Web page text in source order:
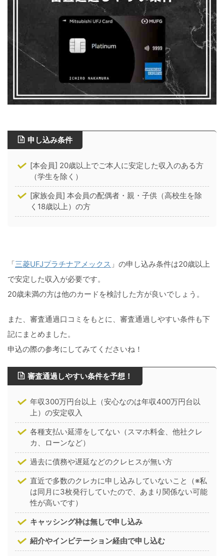
申し込み条件
[本会員] 20歳以上でご本人に安定した収入のある方
（学生を除く）
[家族会員] 本会員の配偶者・親・子供（高校生を除
く18歳以上）の方
「三菱UFJプラチナアメックス 」の申し込み条件は20歳以上
で安定した収入が必要です。
20歳未満の方は他のカードを検討した方が良いでしょう。
また、審査通過口コミをもとに、審査通過しやすい条件も下
記にまとめました。
申込の際の参考にしてみてくださいね！
審査通過しやすい条件を予想！
年収300万円台以上（安心なのは年収400万円台以
上）の安定収入
各種支払い延滞をしてない（スマホ料金、他社クレ
カ、ローンなど）
過去に債務や遅延などのクレヒスが無い方
直近で多数のクレカに申し込みしていないこと（※私
は同月に3枚発行していたので、あまり関係ない可能
性が高いです）
キャッシング枠は無しで申し込み
紹介やインビテーション経由で申し込む